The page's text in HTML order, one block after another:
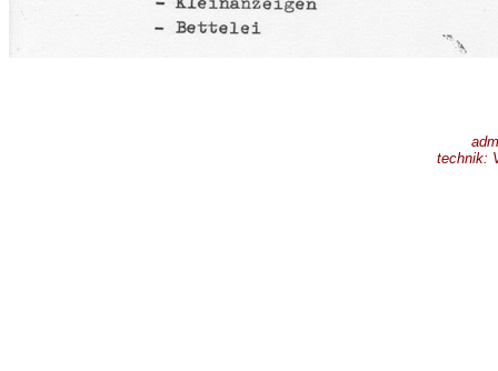
technik: